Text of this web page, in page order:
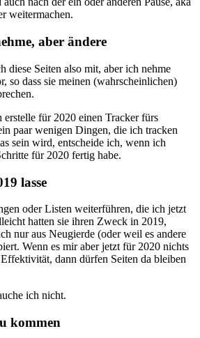
weitermachen.
aber ändere
diese Seiten also mit, aber ich nehme
so dass sie meinen (wahrscheinlichen)
erstelle für 2020 einen Tracker fürs
paar wenigen Dingen, die ich tracken
sein wird, entscheide ich, wenn ich
für 2020 fertig habe.
lasse
oder Listen weiterführen, die ich jetzt
hatten sie ihren Zweck in 2019,
nur aus Neugierde (oder weil es andere
Wenn es mir aber jetzt für 2020 nichts
dann dürfen Seiten da bleiben
ich nicht.
kommen